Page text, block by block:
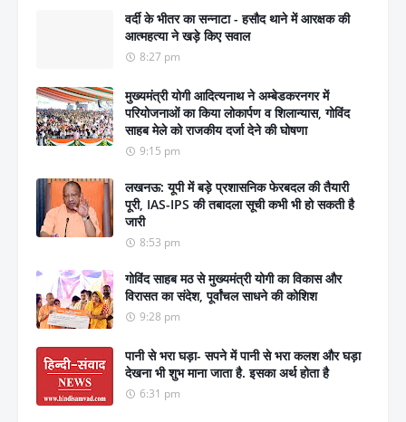
वर्दी के भीतर का सन्नाटा - हसौद थाने में आरक्षक की
आत्महत्या ने खड़े किए सवाल
8:27 pm
मुख्यमंत्री योगी आदित्यनाथ ने अम्बेडकरनगर में
परियोजनाओं का किया लोकार्पण व शिलान्यास, गोविंद
साहब मेले को राजकीय दर्जा देने की घोषणा
9:15 pm
लखनऊ: यूपी में बड़े प्रशासनिक फेरबदल की तैयारी
पूरी, IAS-IPS की तबादला सूची कभी भी हो सकती है
जारी
8:53 pm
गोविंद साहब मठ से मुख्यमंत्री योगी का विकास और
विरासत का संदेश, पूर्वांचल साधने की कोशिश
9:28 pm
पानी से भरा घड़ा- सपने में पानी से भरा कलश और घड़ा
देखना भी शुभ माना जाता है. इसका अर्थ होता है
6:31 pm